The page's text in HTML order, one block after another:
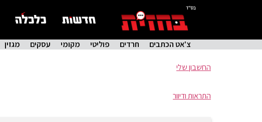
בס"ד
צ'אט הכתבים חרדים פוליטי מקומי עסקים מגזין
החשבון שלי
התראות ודיוור